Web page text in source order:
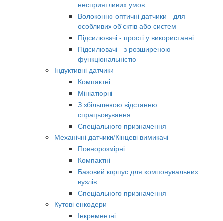
несприятливих умов
Волоконно-оптичні датчики - для
особливих об'єктів або систем
Підсилювачі - прості у використанні
Підсилювачі - з розширеною
функціональністю
Індуктивні датчики
Компактні
Мініатюрні
З збільшеною відстанню
спрацьовування
Спеціального призначення
Механічні датчики/Кінцеві вимикачі
Повнорозмірні
Компактні
Базовий корпус для компонувальних
вузлів
Спеціального призначення
Кутові енкодери
Інкрементні